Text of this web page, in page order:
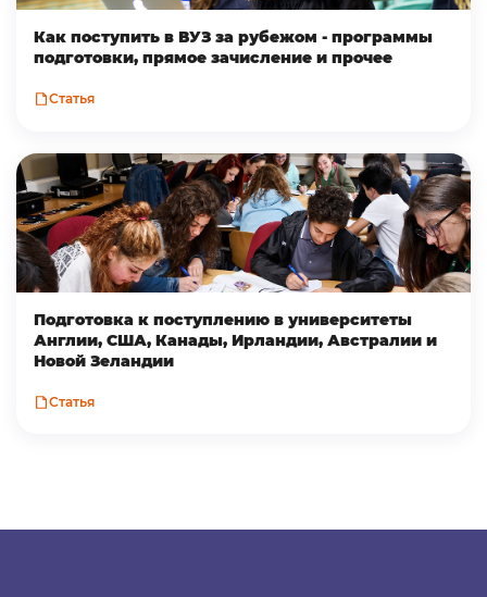
Как поступить в ВУЗ за рубежом - программы
подготовки, прямое зачисление и прочее
Статья
Подготовка к поступлению в университеты
Англии, США, Канады, Ирландии, Австралии и
Новой Зеландии
Статья